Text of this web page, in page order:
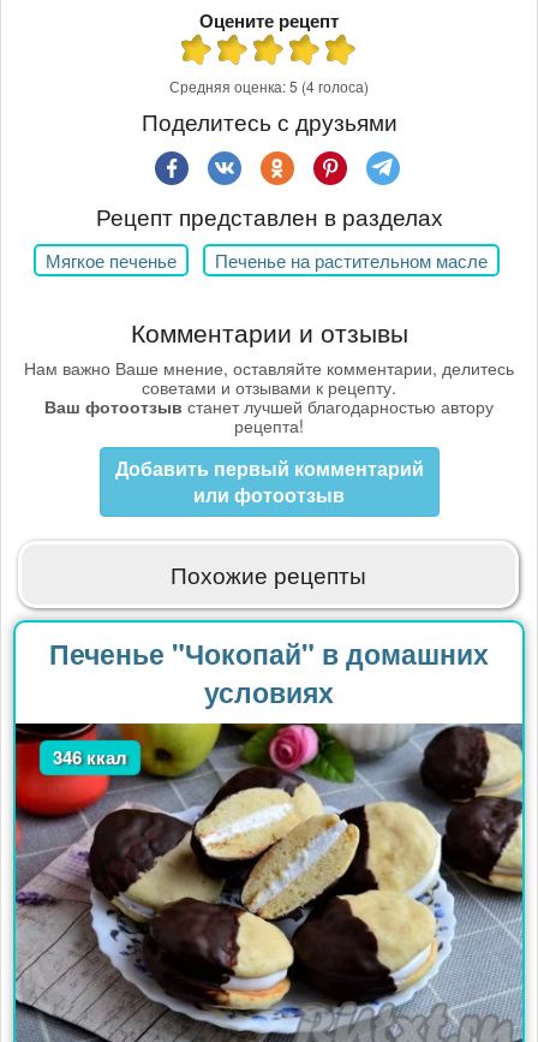
Оцените рецепт
Средняя оценка:5 (4 голоса)
Поделитесь с друзьями
Рецепт представлен в разделах
Мягкое печенье Печенье на растительном масле
Комментарии и отзывы
Нам важно Ваше мнение, оставляйте комментарии, делитесь
советами и отзывами к рецепту.
Ваш фотоотзыв станет лучшей благодарностью автору
рецепта!
Добавить первый комментарий
или фотоотзыв
Похожие рецепты
Печенье "Чокопай" в домашних
условиях
346 ккал